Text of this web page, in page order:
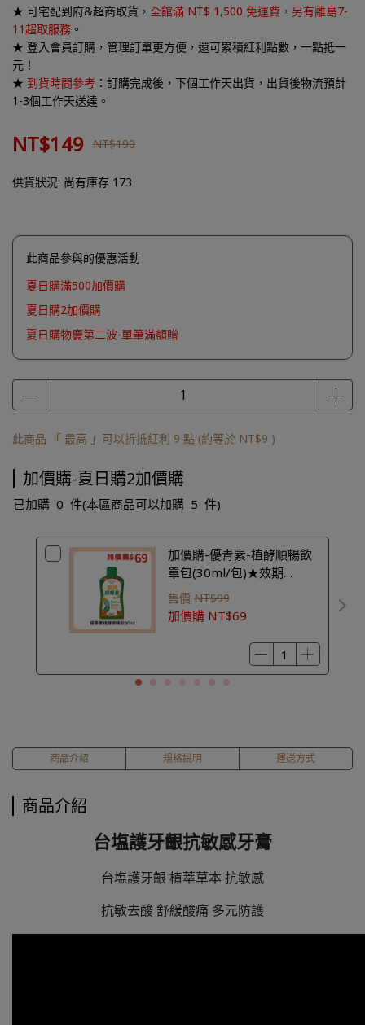
★ 可宅配到府&超商取貨， 全館滿 NT$ 1,500 免運費，另有離島7-
11超取服務 。
★ 登入會員訂購，管理訂單更方便，還可累積紅利點數，一點抵一
元 ！
★ 到貨時間參考 ：訂購完成後，下個工作天出貨，出貨後物流預計
1-3個工作天送達。
NT$149 NT$190
供貨狀況: 尚有庫存 173
此商品參與的優惠活動
夏日購滿500加價購
夏日購2加價購
夏日購物慶第二波-單筆滿額贈
此商品 「 最高 」可以折抵紅利 9 點 (約等於 NT$9 )
加價購-夏日購2加價購
已加購 0 件(本區商品可以加購 5 件)
加價購-優青素-植酵順暢飲
單包(30ml/包)★效期
2027.09.22★
售價 NT$99
加價購 NT$69
商品介紹 規格說明 運送方式
商品介紹
台塩護牙齦抗敏感牙膏
台塩護牙齦 植萃草本 抗敏感
抗敏去酸 舒緩酸痛 多元防護